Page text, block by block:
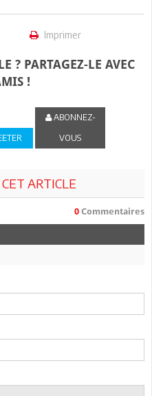
Imprimer
? PARTAGEZ-LE AVEC
!
ABONNEZ-
VOUS
ARTICLE
0 Commentaires